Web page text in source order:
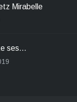
Mirabelle
ses...